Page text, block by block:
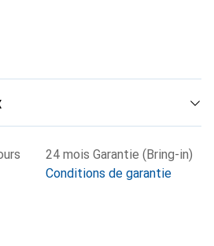
24 mois Garantie (Bring-in)
Conditions de garantie